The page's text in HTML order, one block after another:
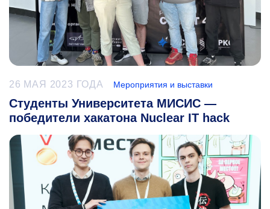
26 МАЯ 2023 ГОДА Мероприятия и выставки
Студенты Университета МИСИС —
победители хакатона Nuclear IT hack